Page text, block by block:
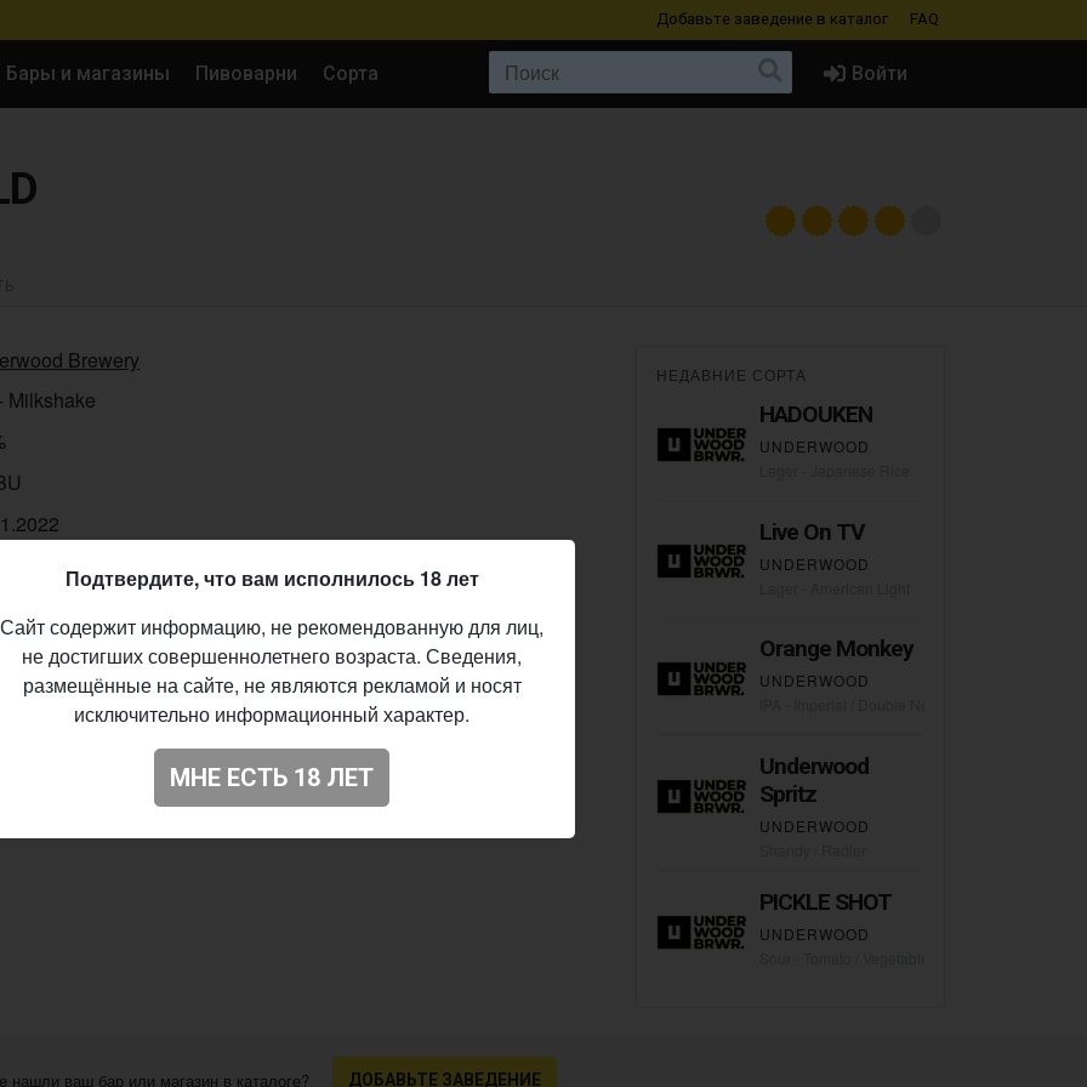
Добавьте заведение в каталог FAQ
Бары и магазины Пивоварни Сорта Войти
Brewery
Milkshake
НЕДАВНИЕ СОРТА
HADOUKEN
UNDERWOOD
Live On TV
UNDERWOOD
Orange Monkey
UNDERWOOD
Underwood
Spritz
UNDERWOOD
PICKLE SHOT
UNDERWOOD
нашли ваш бар или магазин в каталоге? ДОБАВЬТЕ ЗАВЕДЕНИЕ
Подтвердите, что вам исполнилось 18 лет
Сайт содержит информацию, не рекомендованную для лиц,
не достигших совершеннолетнего возраста. Сведения,
размещённые на сайте, не являются рекламой и носят
исключительно информационный характер.
МНЕ ЕСТЬ 18 ЛЕТ